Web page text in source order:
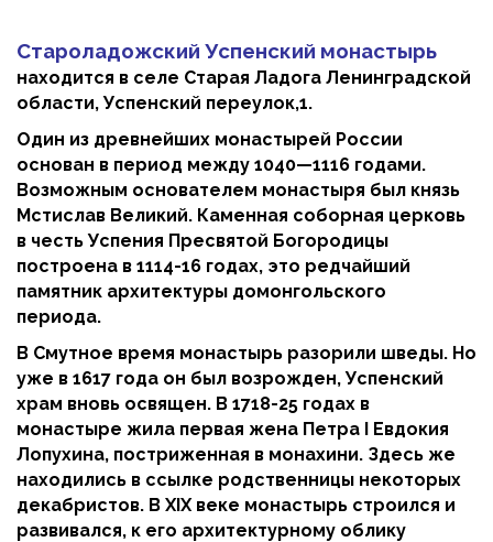
Староладожский Успенский монастырь
находится в селе Старая Ладога Ленинградской
области, Успенский переулок,1.
Один из древнейших монастырей России
основан в период между 1040—1116 годами.
Возможным основателем монастыря был князь
Мстислав Великий. Каменная соборная церковь
в честь Успения Пресвятой Богородицы
построена в 1114-16 годах, это редчайший
памятник архитектуры домонгольского
периода.
В Смутное время монастырь разорили шведы. Но
уже в 1617 года он был возрожден, Успенский
храм вновь освящен. В 1718-25 годах в
монастыре жила первая жена Петра I Евдокия
Лопухина, постриженная в монахини. Здесь же
находились в ссылке родственницы некоторых
декабристов. В XIX веке монастырь строился и
развивался, к его архитектурному облику